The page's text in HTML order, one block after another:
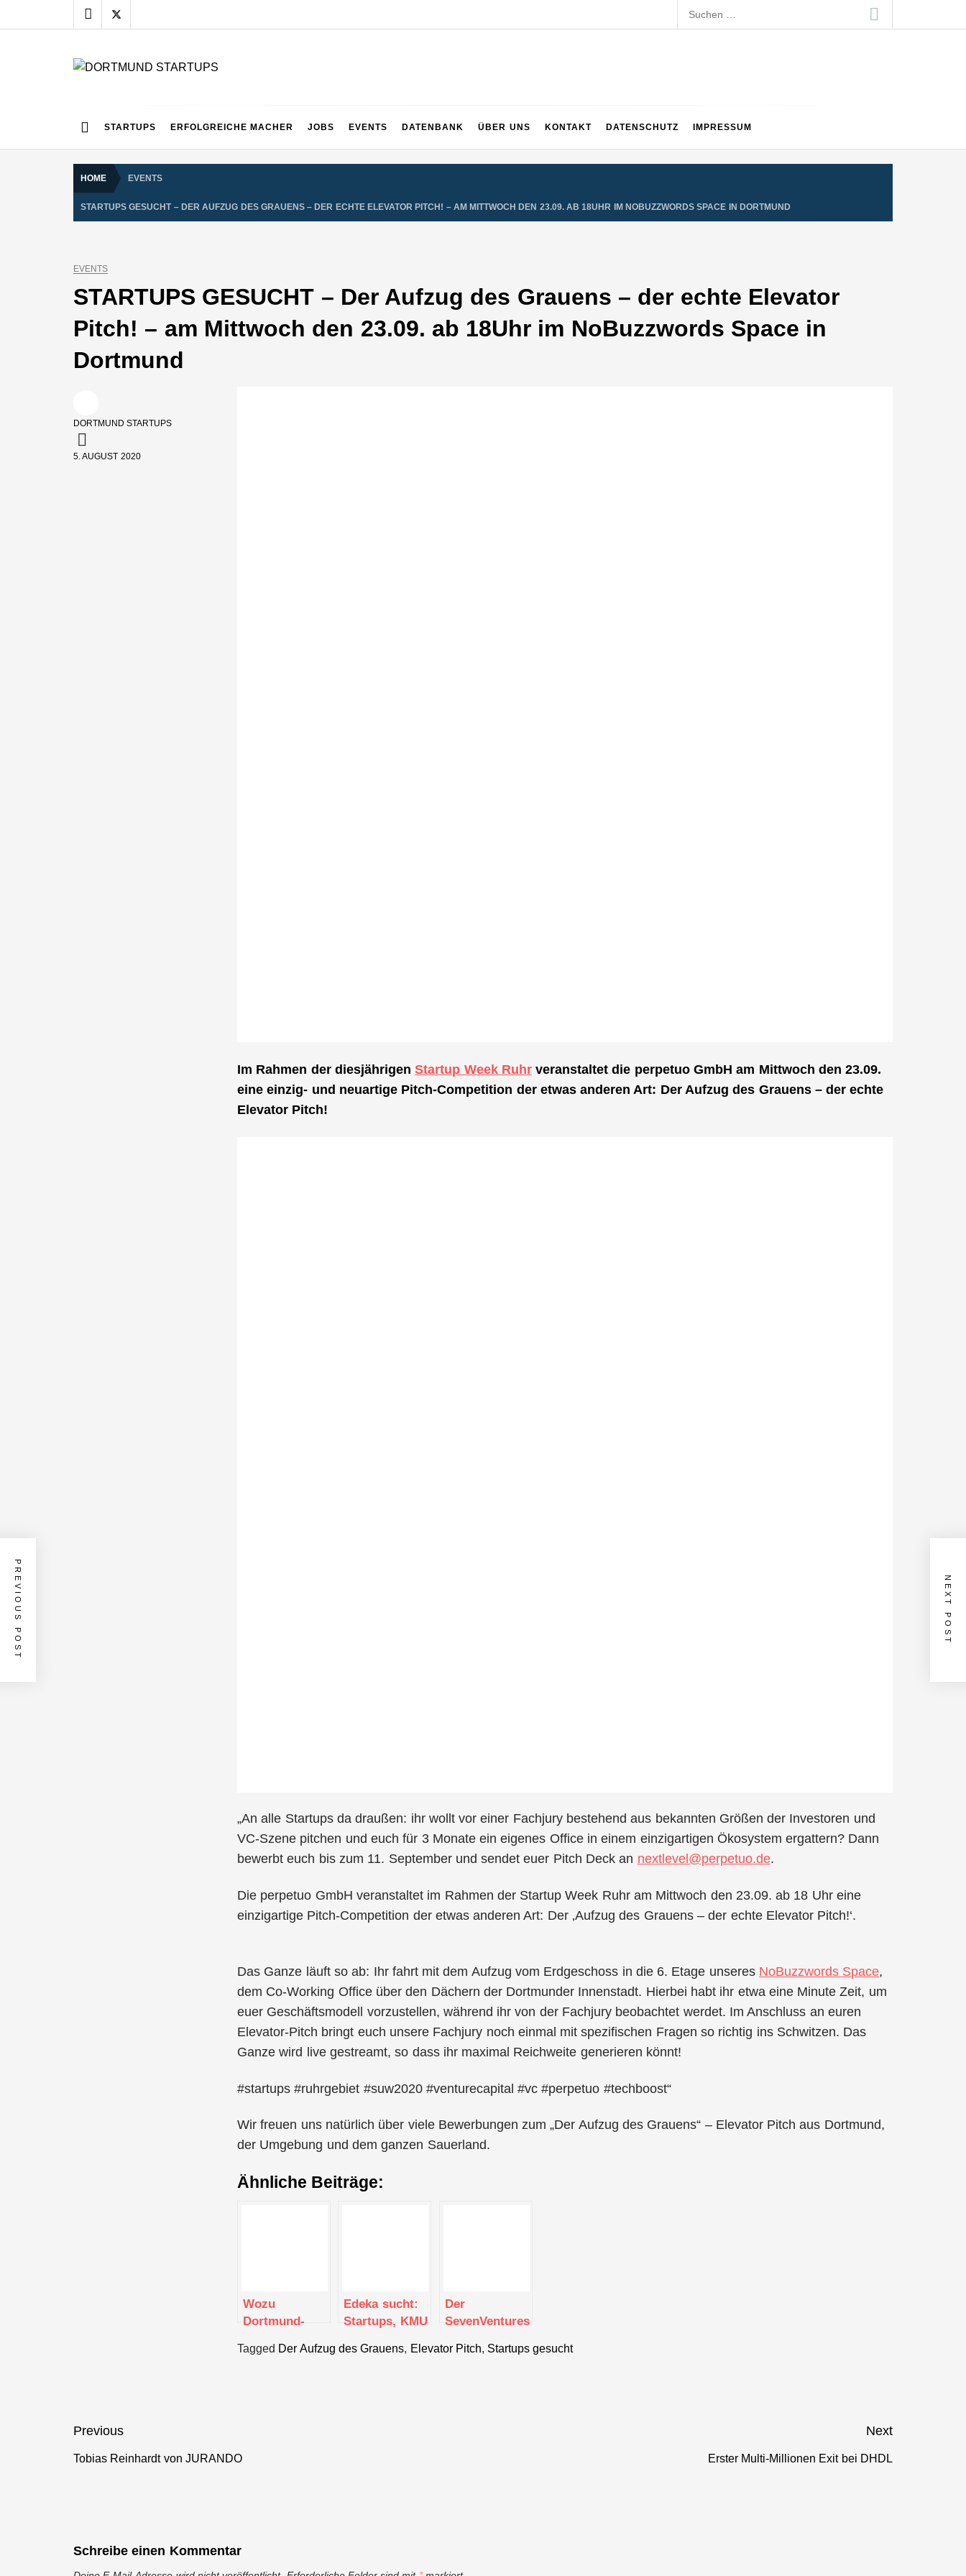
to
Suchen
nach:
STARTUPS ERFOLGREICHE MACHER JOBS EVENTS DATENBANK ÜBER UNS KONTAKT DATENSCHUTZ IMPRESSUM
HOME EVENTS
STARTUPS GESUCHT – DER AUFZUG DES GRAUENS – DER ECHTE ELEVATOR PITCH! – AM MITTWOCH DEN 23.09. AB 18UHR IM NOBUZZWORDS SPACE IN DORTMUND
EVENTS
STARTUPS GESUCHT – Der Aufzug des Grauens – der echte Elevator
Pitch! – am Mittwoch den 23.09. ab 18Uhr im NoBuzzwords Space in
Dortmund
DORTMUND STARTUPS
5. AUGUST 2020
Im Rahmen der diesjährigenStartup Week Ruhrveranstaltet die perpetuo GmbH am Mittwoch den 23.09.
eine einzig- und neuartige Pitch-Competition der etwas anderen Art: Der Aufzug des Grauens – der echte
Elevator Pitch!
„An alle Startups da draußen: ihr wollt vor einer Fachjury bestehend aus bekannten Größen der Investoren und
VC-Szene pitchen und euch für 3 Monate ein eigenes Office in einem einzigartigen Ökosystem ergattern? Dann
bewerbt euch bis zum 11. September und sendet euer Pitch Deck an nextlevel@perpetuo.de.
Die perpetuo GmbH veranstaltet im Rahmen der Startup Week Ruhr am Mittwoch den 23.09. ab 18 Uhr eine
einzigartige Pitch-Competition der etwas anderen Art: Der ‚Aufzug des Grauens – der echte Elevator Pitch!‘.
Das Ganze läuft so ab: Ihr fahrt mit dem Aufzug vom Erdgeschoss in die 6. Etage unseres NoBuzzwords Space,
dem Co-Working Office über den Dächern der Dortmunder Innenstadt. Hierbei habt ihr etwa eine Minute Zeit, um
euer Geschäftsmodell vorzustellen, während ihr von der Fachjury beobachtet werdet. Im Anschluss an euren
Elevator-Pitch bringt euch unsere Fachjury noch einmal mit spezifischen Fragen so richtig ins Schwitzen. Das
Ganze wird live gestreamt, so dass ihr maximal Reichweite generieren könnt!
#startups #ruhrgebiet #suw2020 #venturecapital #vc #perpetuo #techboost“
Wir freuen uns natürlich über viele Bewerbungen zum „Der Aufzug des Grauens“ – Elevator Pitch aus Dortmund,
der Umgebung und dem ganzen Sauerland.
Ähnliche Beiträge:
Wozu
Dortmund-
Edeka sucht:
Startups, KMU
etablierte
Der
SevenVentures
steht vor der
Tagged Der Aufzug des Grauens, Elevator Pitch, Startups gesucht
Beitragsnavigation
Previous
Previous
Tobias Reinhardt von JURANDO
Next
Next
Erster Multi-Millionen Exit bei DHDL
PREVIOUS POST NEXT POST
Schreibe einen Kommentar